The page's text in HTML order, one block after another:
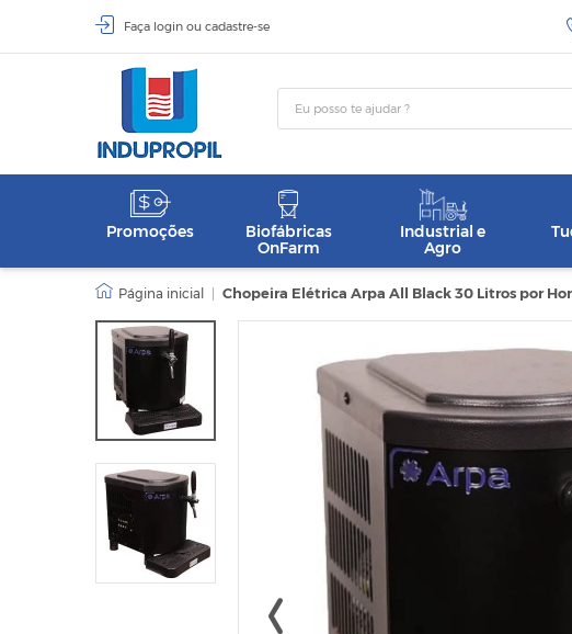
Faça login ou cadastre-se
Promoções
Biofábricas
OnFarm
Industrial e
Agro
Chopeira Elétrica Arpa All Black 30 Litros por